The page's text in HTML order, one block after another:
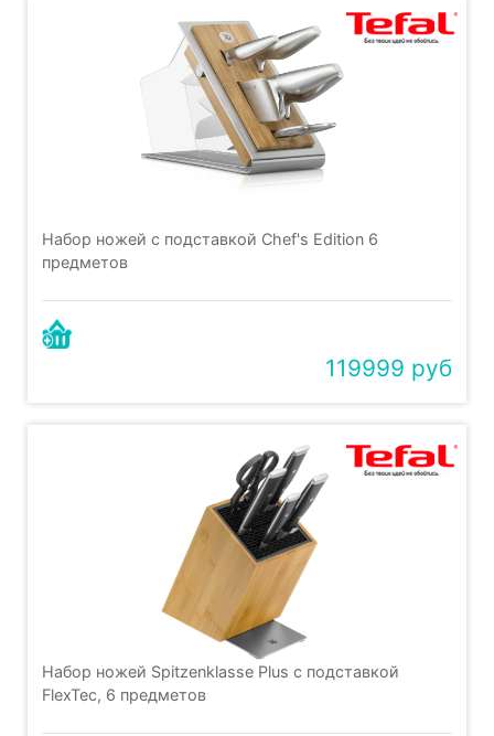
Набор ножей с подставкой Chef's Edition 6
предметов
119999 руб
Набор ножей Spitzenklasse Plus с подставкой
FlexTec, 6 предметов